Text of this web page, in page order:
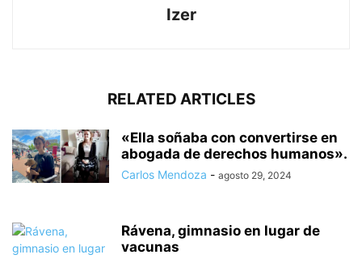
Izer
RELATED ARTICLES
«Ella soñaba con convertirse en
abogada de derechos humanos».
Carlos Mendoza - agosto 29, 2024
Rávena, gimnasio en lugar de
vacunas